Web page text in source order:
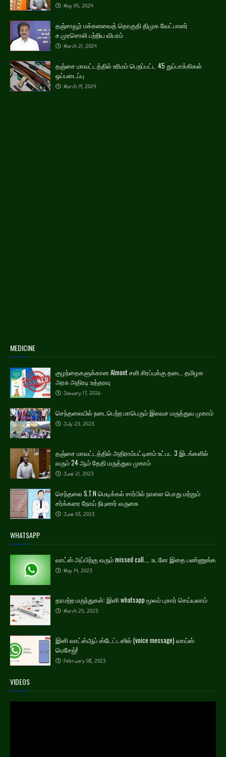
May 05, 2024
தஞ்சாவூர் மக்களவைத் தொகுதி திமுக வேட்பாளர்
ச.முரசொலி பற்றிய விபரம்
March 21, 2024
தஞ்சை மாவட்டத்தில் உரிமம் பெறப்பட்ட 45 துப்பாக்கிகள்
ஒப்படைப்பு
March 19, 2024
MEDICINE
குழந்தைகளுக்கான Almont சளி சிரப்புக்கு தடை. தமிழக
அரசு அதிரடி உத்தரவு
January 17, 2026
செந்தலையில் நடைபெற்ற மாபெரும் இலவச மருத்துவ முகாம்
July 23, 2023
தஞ்சை மாவட்டத்தில் அதிராம்பட்டினம் உட்பட 3 இடங்களில்
வரும் 24 ஆம் தேதி மருத்துவ முகாம்
June 21, 2023
செந்தலை S.T.N மெடிக்கல் சார்பில் நாளை பொது மற்றும்
சர்க்கரை நோய் நிபுணர் வருகை
June 03, 2023
WHATSAPP
வாட்ஸ் அப்பிற்கு வரும் missed call.... உடனே இதை பண்ணுங்க
May 14, 2023
தரமற்ற மருந்துகள்: இனி whatsapp மூலம் புகார் செய்யலாம்
March 25, 2023
இனி வாட்ஸ்ஆப் ஸ்டேட்டஸில் (voice message) வாய்ஸ்
மெசேஜ்!
February 08, 2023
VIDEOS